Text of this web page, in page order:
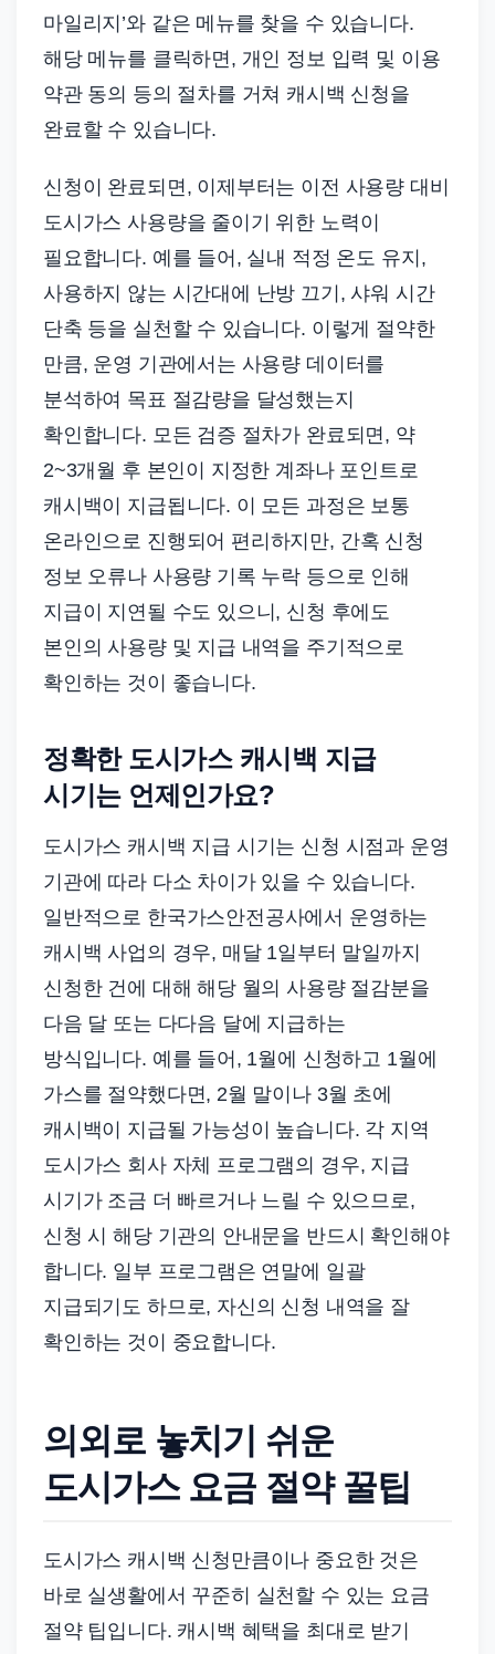
마일리지’와 같은 메뉴를 찾을 수 있습니다.
해당 메뉴를 클릭하면, 개인 정보 입력 및 이용
약관 동의 등의 절차를 거쳐 캐시백 신청을
완료할 수 있습니다.
신청이 완료되면, 이제부터는 이전 사용량 대비
도시가스 사용량을 줄이기 위한 노력이
필요합니다. 예를 들어, 실내 적정 온도 유지,
사용하지 않는 시간대에 난방 끄기, 샤워 시간
단축 등을 실천할 수 있습니다. 이렇게 절약한
만큼, 운영 기관에서는 사용량 데이터를
분석하여 목표 절감량을 달성했는지
확인합니다. 모든 검증 절차가 완료되면, 약
2~3개월 후 본인이 지정한 계좌나 포인트로
캐시백이 지급됩니다. 이 모든 과정은 보통
온라인으로 진행되어 편리하지만, 간혹 신청
정보 오류나 사용량 기록 누락 등으로 인해
지급이 지연될 수도 있으니, 신청 후에도
본인의 사용량 및 지급 내역을 주기적으로
확인하는 것이 좋습니다.
정확한 도시가스 캐시백 지급
시기는 언제인가요?
도시가스 캐시백 지급 시기는 신청 시점과 운영
기관에 따라 다소 차이가 있을 수 있습니다.
일반적으로 한국가스안전공사에서 운영하는
캐시백 사업의 경우, 매달 1일부터 말일까지
신청한 건에 대해 해당 월의 사용량 절감분을
다음 달 또는 다다음 달에 지급하는
방식입니다. 예를 들어, 1월에 신청하고 1월에
가스를 절약했다면, 2월 말이나 3월 초에
캐시백이 지급될 가능성이 높습니다. 각 지역
도시가스 회사 자체 프로그램의 경우, 지급
시기가 조금 더 빠르거나 느릴 수 있으므로,
신청 시 해당 기관의 안내문을 반드시 확인해야
합니다. 일부 프로그램은 연말에 일괄
지급되기도 하므로, 자신의 신청 내역을 잘
확인하는 것이 중요합니다.
의외로 놓치기 쉬운
도시가스 요금 절약 꿀팁
도시가스 캐시백 신청만큼이나 중요한 것은
바로 실생활에서 꾸준히 실천할 수 있는 요금
절약 팁입니다. 캐시백 혜택을 최대로 받기